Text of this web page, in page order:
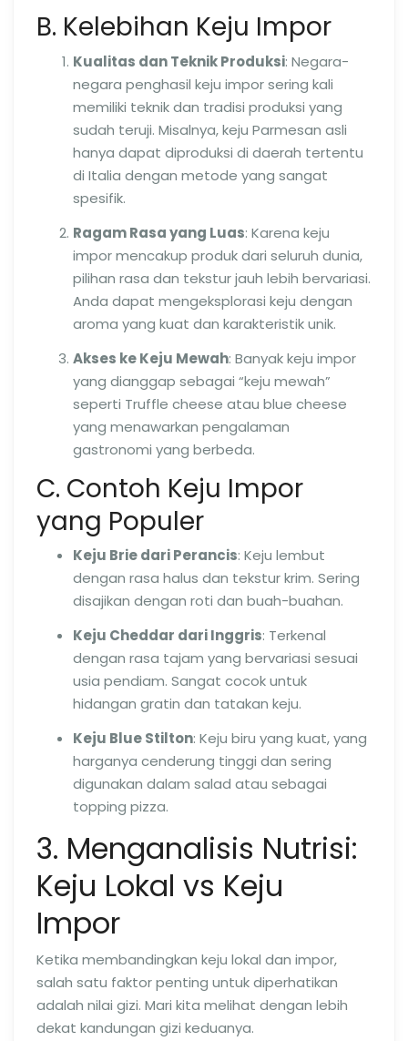
B. Kelebihan Keju Impor
Kualitas dan Teknik Produksi: Negara-
negara penghasil keju impor sering kali
memiliki teknik dan tradisi produksi yang
sudah teruji. Misalnya, keju Parmesan asli
hanya dapat diproduksi di daerah tertentu
di Italia dengan metode yang sangat
spesifik.
Ragam Rasa yang Luas: Karena keju
impor mencakup produk dari seluruh dunia,
pilihan rasa dan tekstur jauh lebih bervariasi.
Anda dapat mengeksplorasi keju dengan
aroma yang kuat dan karakteristik unik.
Akses ke Keju Mewah: Banyak keju impor
yang dianggap sebagai “keju mewah”
seperti Truffle cheese atau blue cheese
yang menawarkan pengalaman
gastronomi yang berbeda.
C. Contoh Keju Impor
yang Populer
Keju Brie dari Perancis: Keju lembut
dengan rasa halus dan tekstur krim. Sering
disajikan dengan roti dan buah-buahan.
Keju Cheddar dari Inggris: Terkenal
dengan rasa tajam yang bervariasi sesuai
usia pendiam. Sangat cocok untuk
hidangan gratin dan tatakan keju.
Keju Blue Stilton: Keju biru yang kuat, yang
harganya cenderung tinggi dan sering
digunakan dalam salad atau sebagai
topping pizza.
3. Menganalisis Nutrisi:
Keju Lokal vs Keju
Impor
Ketika membandingkan keju lokal dan impor,
salah satu faktor penting untuk diperhatikan
adalah nilai gizi. Mari kita melihat dengan lebih
dekat kandungan gizi keduanya.